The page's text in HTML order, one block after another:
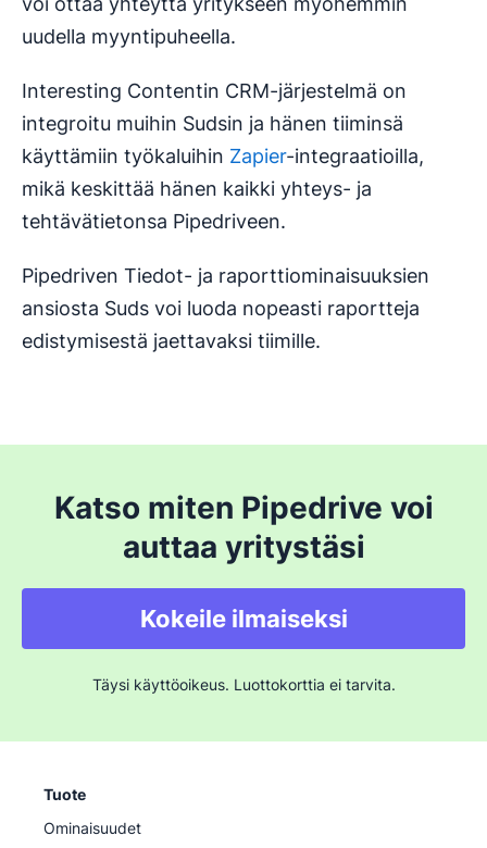
uudella myyntipuheella.
Interesting Contentin CRM-järjestelmä on
integroitu muihin Sudsin ja hänen tiiminsä
käyttämiin työkaluihin Zapier-integraatioilla,
mikä keskittää hänen kaikki yhteys- ja
tehtävätietonsa Pipedriveen.
Pipedriven Tiedot- ja raporttiominaisuuksien
ansiosta Suds voi luoda nopeasti raportteja
edistymisestä jaettavaksi tiimille.
Katso miten Pipedrive voi
auttaa yritystäsi
Kokeile ilmaiseksi
Täysi käyttöoikeus. Luottokorttia ei tarvita.
Tuote
Ominaisuudet